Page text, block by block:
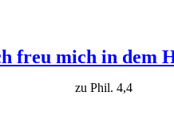
freu mich in dem
zu Phil. 4,4